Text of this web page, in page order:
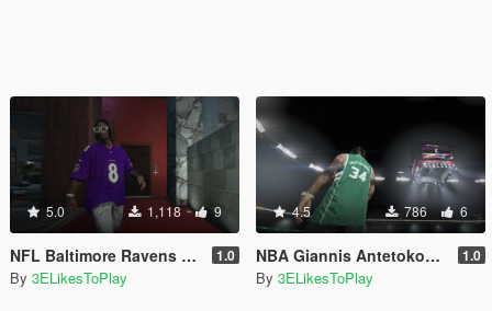
5.0 1,118 9
NFL Baltimore Ravens Lamar Jackson 4k jersey 1.0
By 3ELikesToPlay
4.5 786 6
NBA Giannis Antetokounmpo Milwaukee Bucks Jersey For MP Male 1.0
By 3ELikesToPlay